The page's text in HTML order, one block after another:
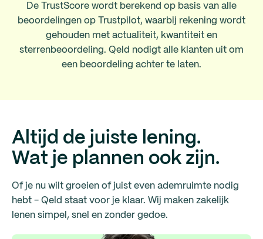
De TrustScore wordt berekend op basis van alle
beoordelingen op Trustpilot, waarbij rekening wordt
gehouden met actualiteit, kwantiteit en
sterrenbeoordeling. Qeld nodigt alle klanten uit om
een beoordeling achter te laten.
Altijd de juiste lening.
Wat je plannen ook zijn.
Of je nu wilt groeien of juist even ademruimte nodig
hebt - Qeld staat voor je klaar. Wij maken zakelijk
lenen simpel, snel en zonder gedoe.